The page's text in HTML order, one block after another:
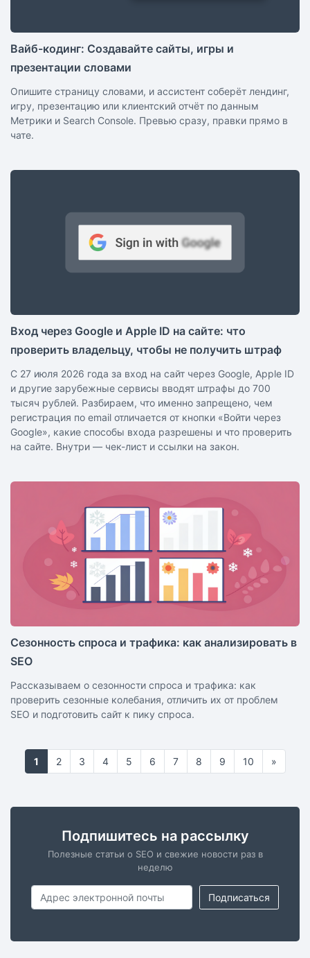
Вайб-кодинг: Создавайте сайты, игры и
презентации словами
Опишите страницу словами, и ассистент соберёт лендинг,
игру, презентацию или клиентский отчёт по данным
Метрики и Search Console. Превью сразу, правки прямо в
чате.
Вход через Google и Apple ID на сайте: что
проверить владельцу, чтобы не получить штраф
С 27 июля 2026 года за вход на сайт через Google, Apple ID
и другие зарубежные сервисы вводят штрафы до 700
тысяч рублей. Разбираем, что именно запрещено, чем
регистрация по email отличается от кнопки «Войти через
Google», какие способы входа разрешены и что проверить
на сайте. Внутри — чек-лист и ссылки на закон.
Сезонность спроса и трафика: как анализировать в
SEO
Рассказываем о сезонности спроса и трафика: как
проверить сезонные колебания, отличить их от проблем
SEO и подготовить сайт к пику спроса.
1 2 3 4 5 6 7 8 9 10 »
Подпишитесь на рассылку
Полезные статьи о SEO и свежие новости раз в
неделю
Подписаться